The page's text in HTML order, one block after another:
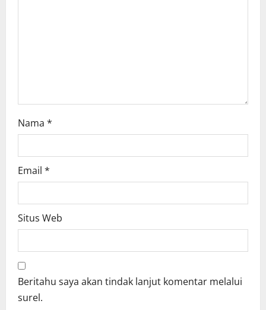
Nama *
Email *
Situs Web
Beritahu saya akan tindak lanjut komentar melalui
surel.